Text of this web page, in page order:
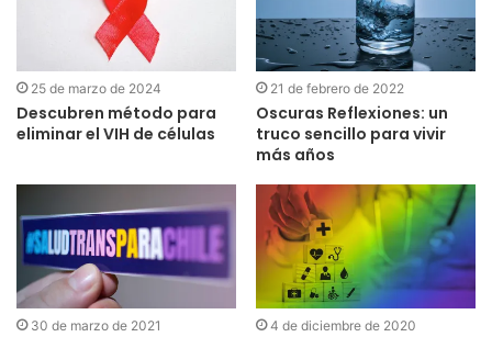
25 de marzo de 2024
Descubren método para
eliminar el VIH de células
21 de febrero de 2022
Oscuras Reflexiones: un
truco sencillo para vivir
más años
30 de marzo de 2021 4 de diciembre de 2020